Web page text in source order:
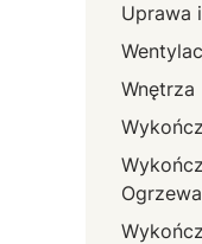
Uprawa
Wnętrza